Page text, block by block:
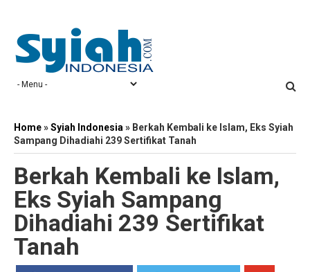
Home»Syiah Indonesia » Berkah Kembali ke Islam, Eks Syiah
Sampang Dihadiahi 239 Sertifikat Tanah
Berkah Kembali ke Islam,
Eks Syiah Sampang
Dihadiahi 239 Sertifikat
Tanah